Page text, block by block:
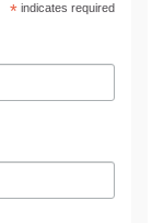
*indicates required